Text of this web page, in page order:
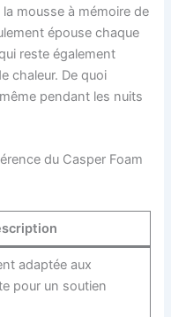
mousse à mémoire de
épouse chaque
reste également
chaleur. De quoi
pendant les nuits
du Casper Foam
adaptée aux
pour un soutien